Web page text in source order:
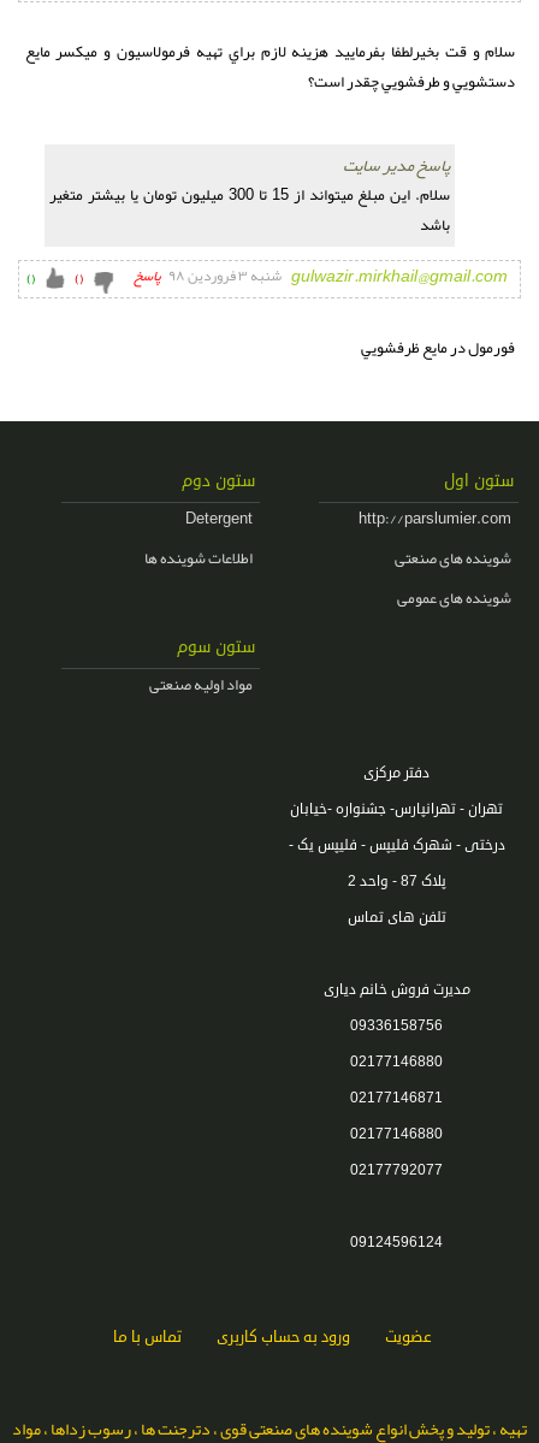
دستشويي و طرفشويي چقدر است؟
پاسخ مدیر سایت
سلام. این مبلغ میتواند از 15 تا 300 میلیون تومان یا بیشتر متغیر
باشد
gulwazir.mirkhail@gmail.com شنبه ۳ فروردین ۹۸ پاسخ (
) (
)
فورمول در مايع ظرفشويي
ستون اول
http://parslumier.com
شوینده های صنعتی
شوینده های عمومی
ستون دوم
Detergent
اطلاعات شوینده ها
ستون سوم
مواد اولیه صنعتی
دفتر مرکزی
تهران - تهرانپارس- جشنواره -خیابان
درختی - شهرک فلیپس - فلیپس یک -
پلاک 87 - واحد 2
تلفن های تماس
مدیرت فروش خانم دیاری
09336158756
02177146880
02177146871
02177146880
02177792077
09124596124
عضویت ورود به حساب کاربری تماس با ما
تهیه ، تولید و پخش انواع شوینده های صنعتی قوی ، دترجنت ها ، رسوب زداها ، مواد